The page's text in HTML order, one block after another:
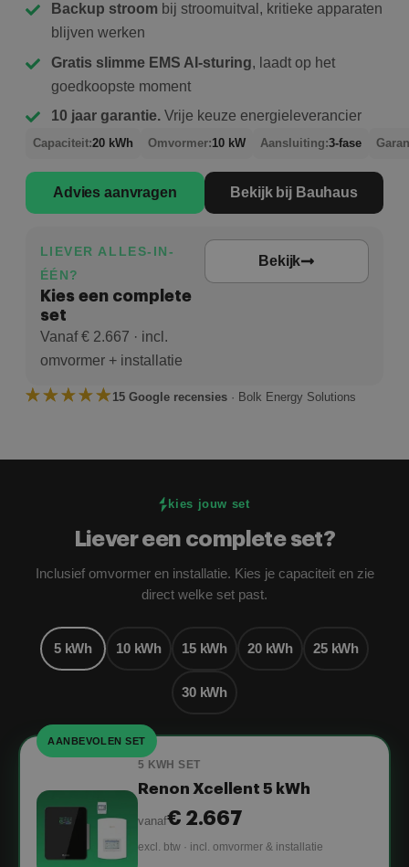
Backup stroom bij stroomuitval, kritieke apparaten
blijven werken
Gratis slimme EMS AI-sturing, laadt op het
goedkoopste moment
10 jaar garantie.Vrije keuze energieleverancier
Capaciteit:20 kWh Omvormer:10 kW Aansluiting:3-fase
Advies aanvragen Bekijk bij Bauhaus
LIEVER ALLES-IN-
ÉÉN?
Kies een complete
set
Vanaf € 2.667 · incl.
omvormer + installatie
Bekijk
15 Google recensies· Bolk Energy Solutions
kies jouw set
Liever een complete set?
Inclusief omvormer en installatie. Kies je capaciteit en zie
direct welke set past.
5 kWh 10 kWh 15 kWh 20 kWh 25 kWh
30 kWh
AANBEVOLEN SET
5 KWH SET
Renon Xcellent 5 kWh
vanaf€ 2.667
excl. btw · incl. omvormer & installatie